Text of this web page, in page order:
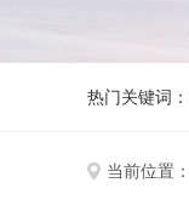
热门关键词：
当前位置：